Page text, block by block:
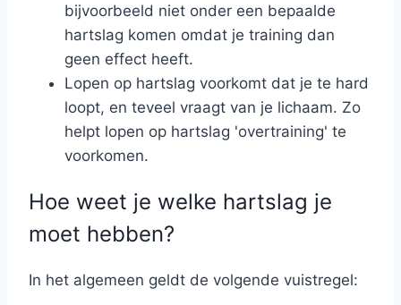
bijvoorbeeld niet onder een bepaalde
hartslag komen omdat je training dan
geen effect heeft.
Lopen op hartslag voorkomt dat je te hard
loopt, en teveel vraagt van je lichaam. Zo
helpt lopen op hartslag 'overtraining' te
voorkomen.
Hoe weet je welke hartslag je
moet hebben?
In het algemeen geldt de volgende vuistregel: